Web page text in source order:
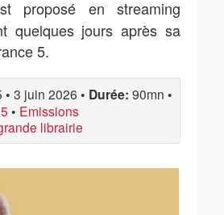
proposé en streaming
quelques jours après sa
5.
• 3 juin 2026 • Durée: 90mn •
• Emissions
librairie